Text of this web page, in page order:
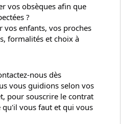
vos obsèques afin que
?
vos enfants, vos proches
formalités et choix à
nous dès
vous guidions selon vos
pour souscrire le contrat
qu'il vous faut et qui vous